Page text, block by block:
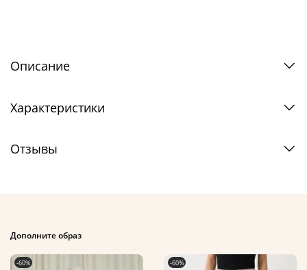
Описание
Характеристики
Отзывы
Дополните образ
-60% -60%